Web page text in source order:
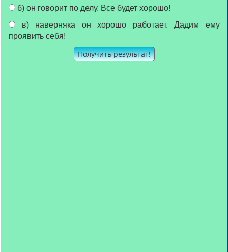
б) он говорит по делу. Все будет хорошо!
в) наверняка он хорошо работает. Дадим ему
проявить себя!